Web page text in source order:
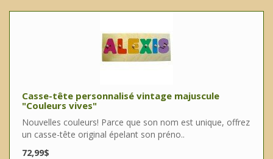
Casse-tête personnalisé vintage majuscule
"Couleurs vives"
Nouvelles couleurs! Parce que son nom est unique, offrez
un casse-tête original épelant son préno..
72,99$